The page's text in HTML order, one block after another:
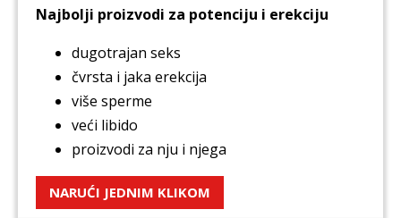
Najbolji proizvodi za potenciju i erekciju
dugotrajan seks
čvrsta i jaka erekcija
više sperme
veći libido
proizvodi za nju i njega
NARUĆI JEDNIM KLIKOM